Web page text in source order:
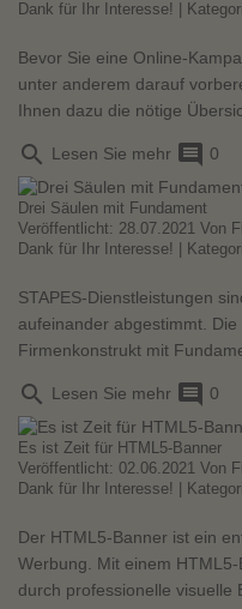
Dank für Ihr Interesse!
|
Bevor Sie eine Online-
unter anderem darauf
Ihnen dazu die nötige
search Lesen Sie mehr comment 0
Drei Säulen mit Fundament
Veröffentlicht: 28.07.2021 Von
Dank für Ihr Interesse!
|
STAPES-Dienstleistungen
aufeinander abgestimmt.
Firmenkonstrukt mit
search Lesen Sie mehr comment 0
Es ist Zeit für HTML5-Banner
Veröffentlicht: 02.06.2021 Von
Dank für Ihr Interesse!
|
Der HTML5-Banner ist ein
Werbung. Mit einem
durch professionelle visuelle